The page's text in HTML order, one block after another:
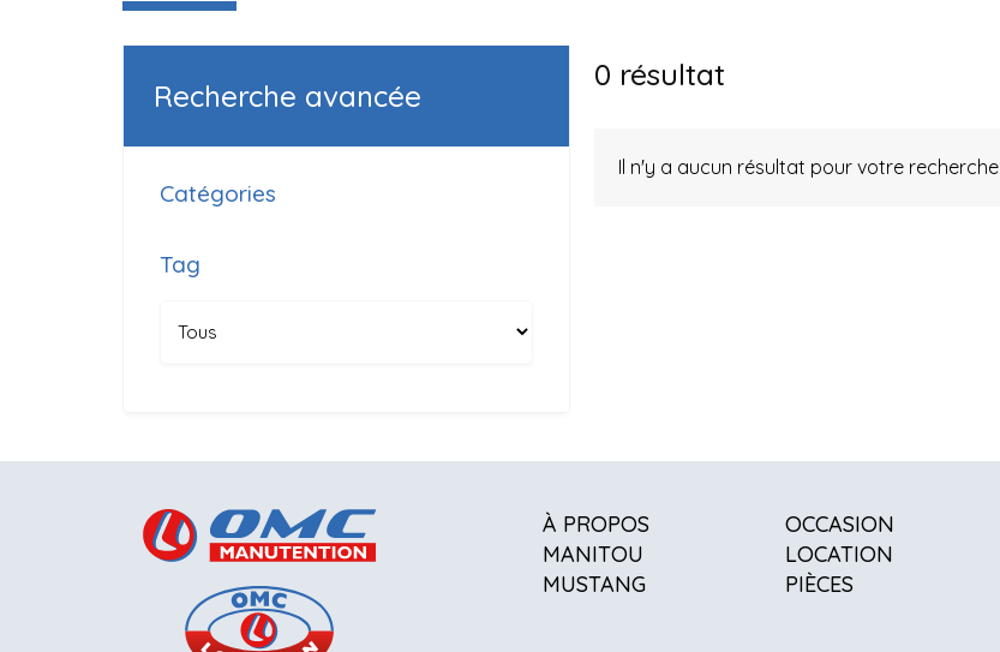
Recherche avancée
Catégories
Tag
0 résultat
Il n'y a aucun résultat pour votre recherche
À PROPOS
MANITOU
MUSTANG
OCCASION
LOCATION
PIÈCES